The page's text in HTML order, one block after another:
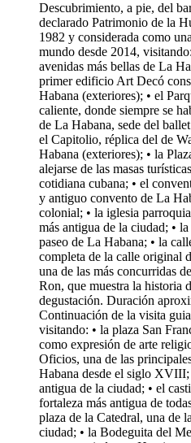
Descubrimiento, a pie, del
declarado Patrimonio de la
1982 y considerada como
mundo desde 2014,
avenidas más bellas de La
primer edificio Art Decó
Habana (exteriores); • el
caliente, donde siempre se
de La Habana, sede del
el Capitolio, réplica del de
Habana (exteriores); • la
alejarse de las masas
cotidiana cubana; • el
y antiguo convento de La
colonial; • la iglesia
más antigua de la ciudad; •
paseo de La Habana; • la
completa de la calle original
una de las más concurridas
Ron, que muestra la historia
degustación. Duración
Continuación de la visita
visitando: • la plaza San
como expresión de arte
Oficios, una de las
Habana desde el siglo XVIII;
antigua de la ciudad; • el
fortaleza más antigua de
plaza de la Catedral, una de
ciudad; • la Bodeguita del